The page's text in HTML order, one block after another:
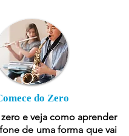
do Zero
e veja como aprender
de uma forma que vai